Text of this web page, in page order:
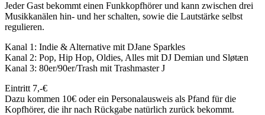
Jeder Gast bekommt einen Funkkopfhörer und kann zwischen drei
Musikkanälen hin- und her schalten, sowie die Lautstärke selbst
regulieren.
Kanal 1: Indie & Alternative mit DJane Sparkles
Kanal 2: Pop, Hip Hop, Oldies, Alles mit DJ Demian und Sløtæn
Kanal 3: 80er/90er/Trash mit Trashmaster J
Eintritt 7,-€
Dazu kommen 10€ oder ein Personalausweis als Pfand für die
Kopfhörer, die ihr nach Rückgabe natürlich zurück bekommt.